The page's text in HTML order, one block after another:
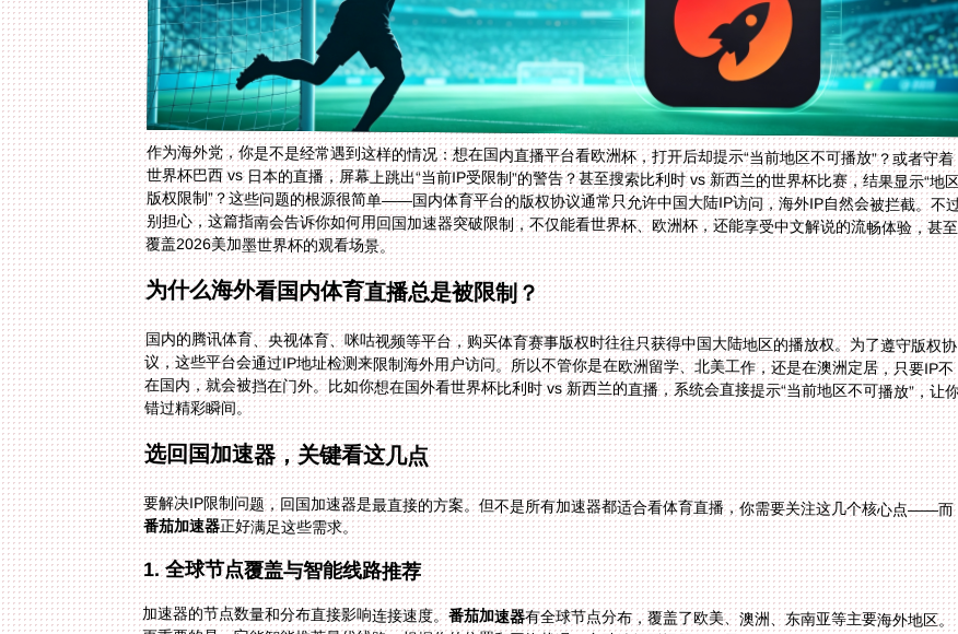
作为海外党，你是不是经常遇到这样的情况：想在国内直播平台看欧洲杯，打开后却提示“当前地区不可播放”？或者守着
世界杯巴西 vs 日本的直播，屏幕上跳出“当前IP受限制”的警告？甚至搜索比利时 vs 新西兰的世界杯比赛，结果显示“地区
版权限制”？这些问题的根源很简单——国内体育平台的版权协议通常只允许中国大陆IP访问，海外IP自然会被拦截。不过
别担心，这篇指南会告诉你如何用回国加速器突破限制，不仅能看世界杯、欧洲杯，还能享受中文解说的流畅体验，甚至
覆盖2026美加墨世界杯的观看场景。
为什么海外看国内体育直播总是被限制？
国内的腾讯体育、央视体育、咪咕视频等平台，购买体育赛事版权时往往只获得中国大陆地区的播放权。为了遵守版权协
议，这些平台会通过IP地址检测来限制海外用户访问。所以不管你是在欧洲留学、北美工作，还是在澳洲定居，只要IP不
在国内，就会被挡在门外。比如你想在国外看世界杯比利时 vs 新西兰的直播，系统会直接提示“当前地区不可播放”，让你
错过精彩瞬间。
选回国加速器，关键看这几点
要解决IP限制问题，回国加速器是最直接的方案。但不是所有加速器都适合看体育直播，你需要关注这几个核心点——而
番茄加速器正好满足这些需求。
1. 全球节点覆盖与智能线路推荐
加速器的节点数量和分布直接影响连接速度。番茄加速器有全球节点分布，覆盖了欧美、澳洲、东南亚等主要海外地区。
更重要的是，它能智能推荐最优线路，根据你的位置和网络状况，自动选择延迟最低、最稳定的节点，避免直播时出现卡